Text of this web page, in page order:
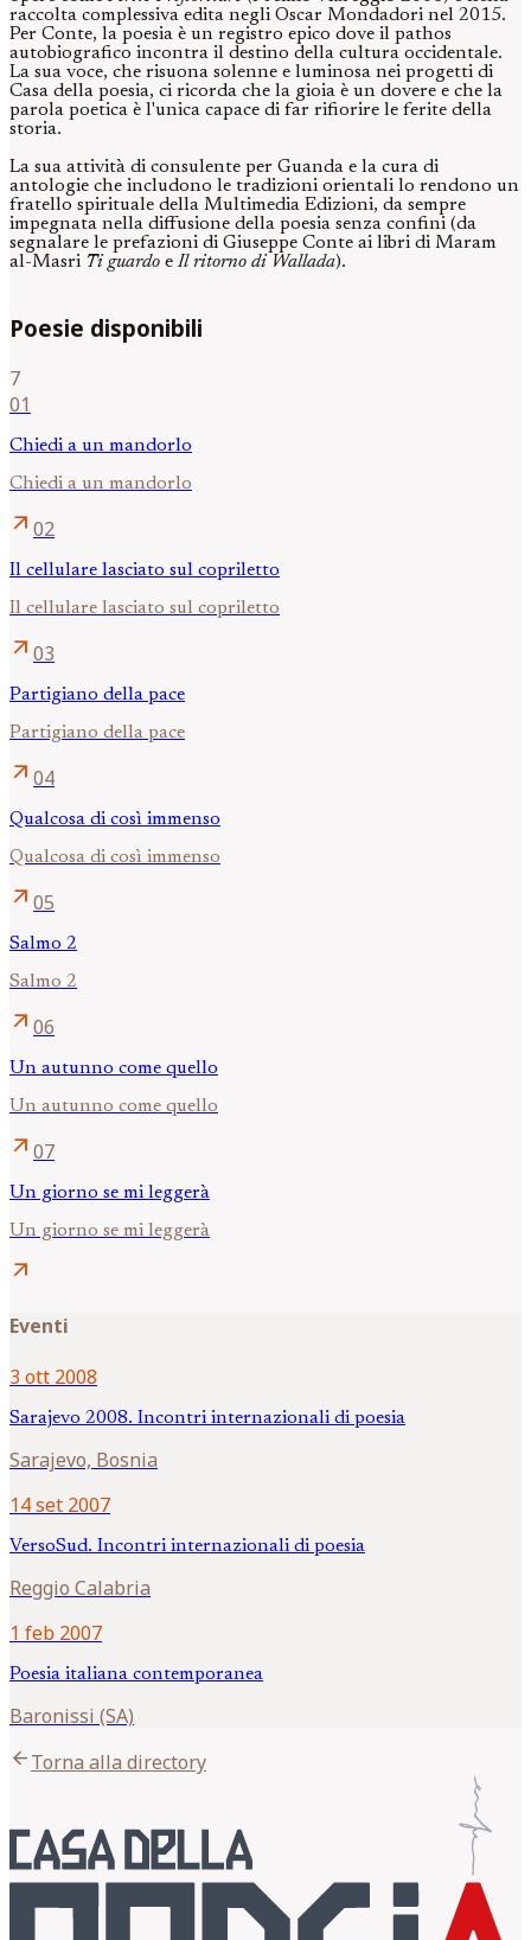
raccolta complessiva edita negli Oscar Mondadori nel 2015.
Per Conte, la poesia è un registro epico dove il pathos
autobiografico incontra il destino della cultura occidentale.
La sua voce, che risuona solenne e luminosa nei progetti di
Casa della poesia, ci ricorda che la gioia è un dovere e che la
parola poetica è l'unica capace di far rifiorire le ferite della
storia.
La sua attività di consulente per Guanda e la cura di
antologie che includono le tradizioni orientali lo rendono un
fratello spirituale della Multimedia Edizioni, da sempre
impegnata nella diffusione della poesia senza confini (da
segnalare le prefazioni di Giuseppe Conte ai libri di Maram
al-Masri Ti guardo e Il ritorno di Wallada).
Poesie disponibili
7
01
Chiedi a un mandorlo
Chiedi a un mandorlo
arrow_outward 02
Il cellulare lasciato sul copriletto
Il cellulare lasciato sul copriletto
arrow_outward 03
Partigiano della pace
Partigiano della pace
arrow_outward 04
Qualcosa di così immenso
Qualcosa di così immenso
arrow_outward 05
Salmo 2
Salmo 2
arrow_outward 06
Un autunno come quello
Un autunno come quello
arrow_outward 07
Un giorno se mi leggerà
Un giorno se mi leggerà
arrow_outward
Eventi
3 ott 2008
Sarajevo 2008. Incontri internazionali di poesia
Sarajevo, Bosnia
14 set 2007
VersoSud. Incontri internazionali di poesia
Reggio Calabria
1 feb 2007
Poesia italiana contemporanea
Baronissi (SA)
arrow_backTorna alla directory